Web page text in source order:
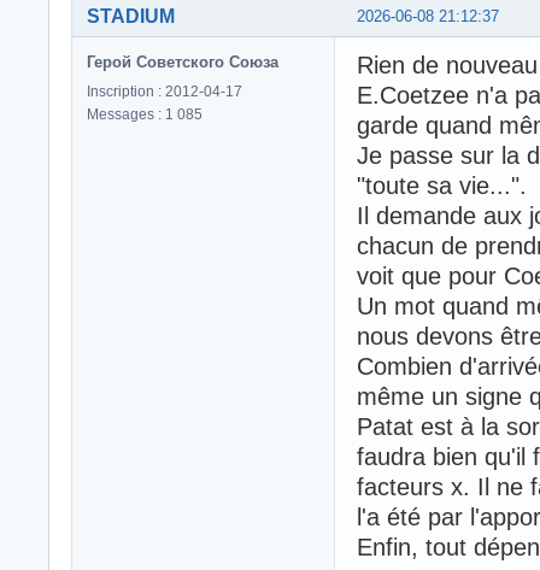
2026-06-08 21:12:37
STADIUM
Герой Советского Союза
Inscription : 2012-04-17
Messages : 1 085
Rien de
E.Coetzee n'a
garde quand
Je passe sur la
"toute sa vie...".
Il demande aux
chacun de
voit que pour
Un mot quand
nous devons
Combien
même un signe
Patat est à la
faudra bien qu'il
facteurs x. Il ne
l'a été par
Enfin, tout